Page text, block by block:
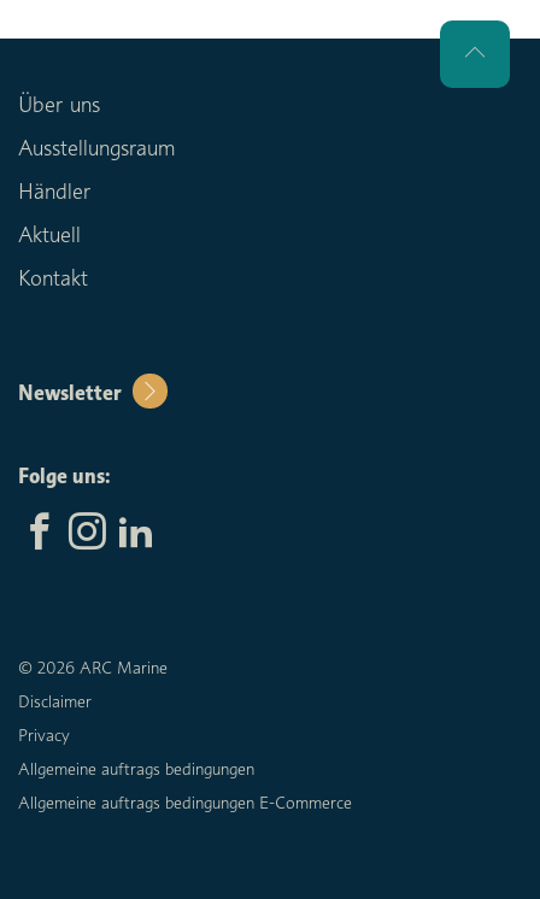
Über uns
Ausstellungsraum
Händler
Aktuell
Kontakt
Newsletter
Folge uns:
© 2026 ARC Marine
Disclaimer
Privacy
Allgemeine auftrags bedingungen
Allgemeine auftrags bedingungen E-Commerce